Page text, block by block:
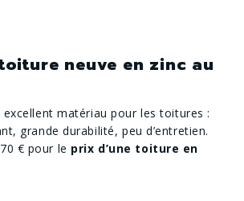
neuve en zinc au
excellent matériau pour les toitures :
grande durabilité, peu d’entretien.
€ pour le prix d’une toiture en